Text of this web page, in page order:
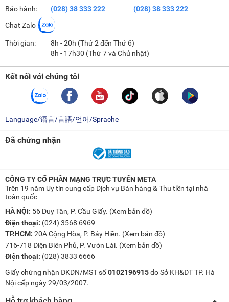
Bảo hành:
(028) 38 333 222
(028) 38 333 222
Chat Zalo
Thời gian:
8h - 20h (Thứ 2 đến Thứ 6)
8h - 17h30 (Thứ 7 và Chủ nhật)
Kết nối với chúng tôi
Language/语言/言語/언어/Sprache
Đã chứng nhận
CÔNG TY CỔ PHẦN MẠNG TRỰC TUYẾN META
Trên 19 năm Uy tín cung cấp Dịch vụ Bán hàng & Thu tiền tại nhà
toàn quốc
HÀ NỘI: 56 Duy Tân, P. Cầu Giấy. (Xem bản đồ)
Điện thoại: (024) 3568 6969
TP.HCM: 20A Cộng Hòa, P. Bảy Hiền. (Xem bản đồ)
716-718 Điện Biên Phủ, P. Vườn Lài. (Xem bản đồ)
Điện thoại: (028) 3833 6666
Giấy chứng nhận ĐKDN/MST số0102196915do Sở KH&ĐT TP. Hà
Nội cấp ngày 29/03/2007.